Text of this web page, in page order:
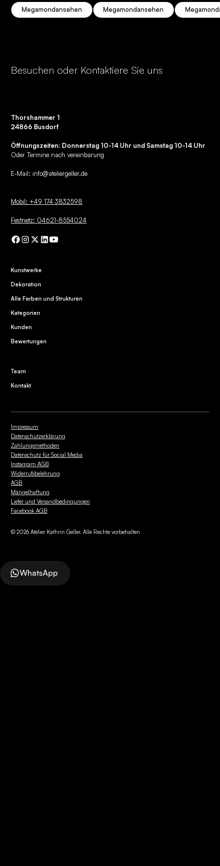
Megamondansehen Megamondansehen Megamond
Besuchen oder Kontaktiere Sie uns
Thorshammer 1
24866 Busdorf
Öffnungszeiten: Donnerstag 10-14 Uhr und Samstag 10-14 Uhr
Oder Termine nach vereinbarung
E-Mail: info@ateliergeller.de
Mobil: +49 174 3832598
Festnetz: 04621-8554024
Kunstwerke
Dekoration
Alle Farben und Strukturen
Kategorien
Kunden
Bewertungen
Team
Kontakt
Impressum
Datenschutzerklärung
Zahlungsmethoden
Datenschutz für Social Media
Instagram AGB
Widerrufsbelehrung
AGB
Mängelhaftung
Liefer und Versandbedingungen
Facebook AGB
©2026 Atelier Kathrin Geller. Alle Rechte vorbehalten
WhatsApp